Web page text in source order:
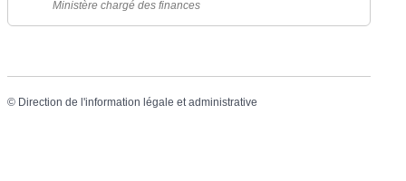
Ministère chargé des finances
© Direction de l'information légale et administrative